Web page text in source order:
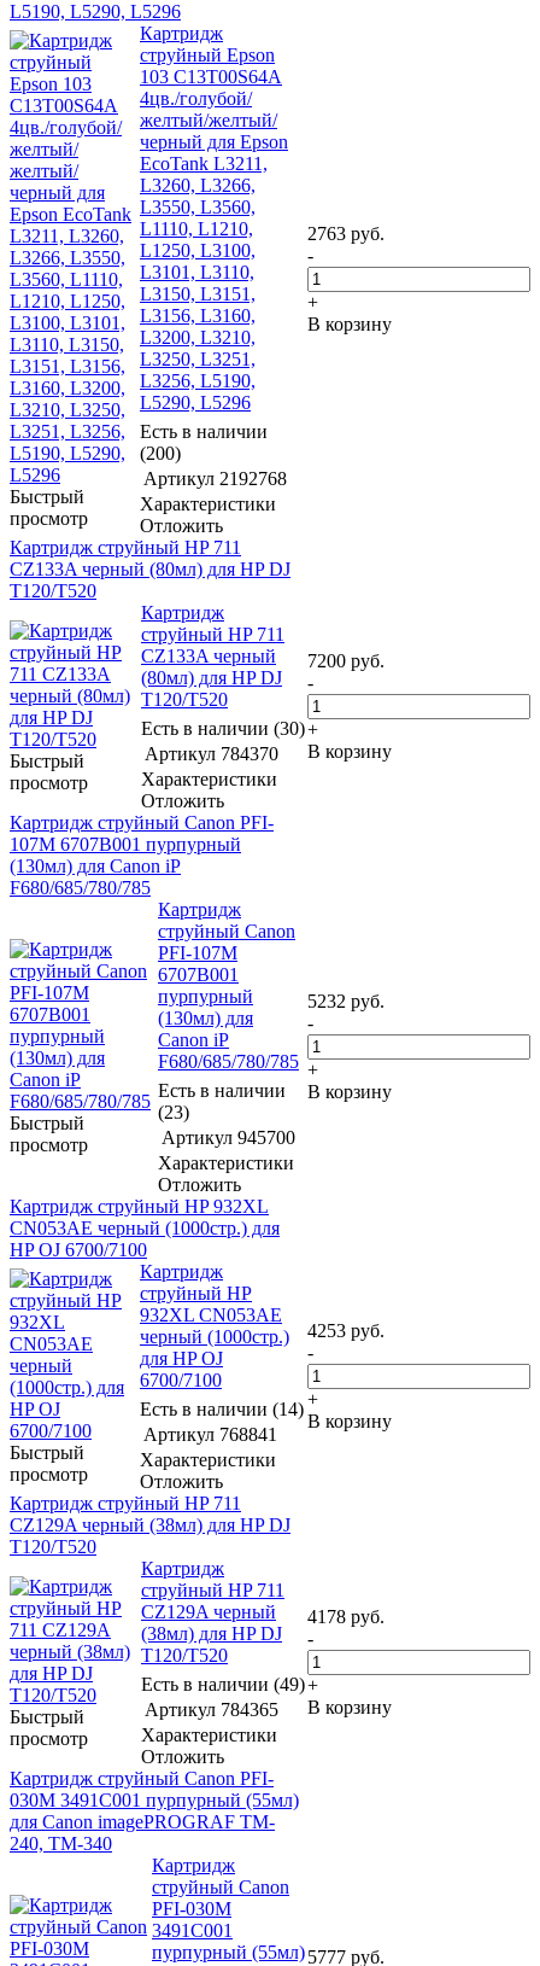
L5190, L5290, L5296
Быстрый
просмотр
Картридж
струйный Epson
103 C13T00S64A
4цв./голубой/
желтый/желтый/
черный для Epson
EcoTank L3211,
L3260, L3266,
L3550, L3560,
L1110, L1210,
L1250, L3100,
L3101, L3110,
L3150, L3151,
L3156, L3160,
L3200, L3210,
L3250, L3251,
L3256, L5190,
L5290, L5296
Есть в наличии
(200)
Артикул 2192768
Характеристики
Отложить
2763 руб.
-
+
В корзину
Картридж струйный HP 711
CZ133A черный (80мл) для HP DJ
T120/T520
Быстрый
просмотр
Картридж
струйный HP 711
CZ133A черный
(80мл) для HP DJ
T120/T520
Есть в наличии (30)
Артикул 784370
Характеристики
Отложить
7200 руб.
-
+
В корзину
Картридж струйный Canon PFI-
107M 6707B001 пурпурный
(130мл) для Canon iP
F680/685/780/785
Быстрый
просмотр
Картридж
струйный Canon
PFI-107M
6707B001
пурпурный
(130мл) для
Canon iP
F680/685/780/785
Есть в наличии
(23)
Артикул 945700
Характеристики
Отложить
5232 руб.
-
+
В корзину
Картридж струйный HP 932XL
CN053AE черный (1000стр.) для
HP OJ 6700/7100
Быстрый
просмотр
Картридж
струйный HP
932XL CN053AE
черный (1000стр.)
для HP OJ
6700/7100
Есть в наличии (14)
Артикул 768841
Характеристики
Отложить
4253 руб.
-
+
В корзину
Картридж струйный HP 711
CZ129A черный (38мл) для HP DJ
T120/T520
Быстрый
просмотр
Картридж
струйный HP 711
CZ129A черный
(38мл) для HP DJ
T120/T520
Есть в наличии (49)
Артикул 784365
Характеристики
Отложить
4178 руб.
-
+
В корзину
Картридж струйный Canon PFI-
030M 3491C001 пурпурный (55мл)
для Canon imagePROGRAF TM-
240, TM-340
Картридж
струйный Canon
PFI-030M
3491C001
пурпурный (55мл)5777 руб.